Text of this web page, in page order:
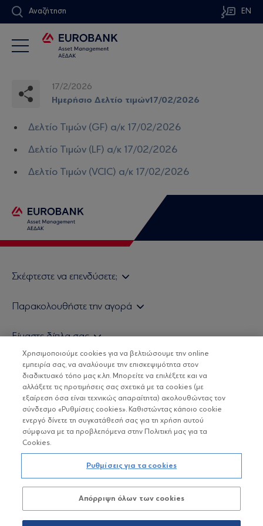
Αναζήτηση EN
17/2/2026
Ημερήσιο Δελτίο τιμών17/02/2026
Δελτίο Τιμών (GF) α/κ 17/02/2026
Δελτίο Τιμών (LF) α/κ 17/02/2026
Δελτίο Τιμών (VCIC) α/κ 17/02/2026
Σκέφτεστε να επενδύσετε;
Τιμολογιακή Πολιτική
Δείτε τις πολιτικές μας
Βασικές Γνώσεις
Παρακολουθήστε την αγορά
Τα νέα μας
Χρήσιμοι σύνδεσμοι
Είμαστε δίπλα σας
H Eurobank Asset Management ΑΕΔΑΚ
Επενδυτική φιλοσοφία ESG
Πιστοποιημένα στελέχη και συνεργάτες
Αποστολή Βιογραφικών
ΟΙ ΟΣΕΚΑ ΔΕΝ ΕΧΟΥΝ ΕΓΓΥΗΜΕΝΗ ΑΠΟΔΟΣΗ ΚΑΙ ΟΙ
ΠΡΟΗΓΟΥΜΕΝΕΣ ΑΠΟΔΟΣΕΙΣ ΔΕΝ ΔΙΑΣΦΑΛΙΖΟΥΝ ΤΙΣ
ΜΕΛΛΟΝΤΙΚΕΣ
Copyright © Eurobank ΑΕΔΑΚ
Προστασία Προσωπικών Δεδομένων
Όροι χρήσης
Χρησιμοποιούμε cookies για να βελτιώσουμε την online
εμπειρία σας, να αναλύουμε την επισκεψιμότητα στον
διαδικτυακό τόπο μας κ.λπ. Μπορείτε να επιλέξετε και να
αλλάξετε τις προτιμήσεις σας σχετικά με τα cookies (με
εξαίρεση όσα είναι τεχνικώς απαραίτητα) ακολουθώντας τον
σύνδεσμο «Ρυθμίσεις cookies». Καθιστώντας κάποιο cookie
ενεργό δίνετε τη συγκατάθεσή σας για τη χρήση αυτού
σύμφωνα με τα προβλεπόμενα στην Πολιτική μας για τα
Cookies.
Ρυθμίσεις για τα cookies
Απόρριψη όλων των cookies